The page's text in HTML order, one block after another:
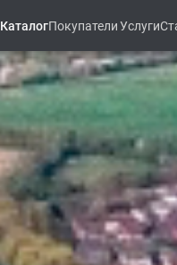
КаталогПокупателиУслуги